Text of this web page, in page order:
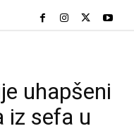
uhapšeni
iz sefa u